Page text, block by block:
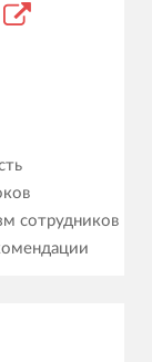
сотрудников